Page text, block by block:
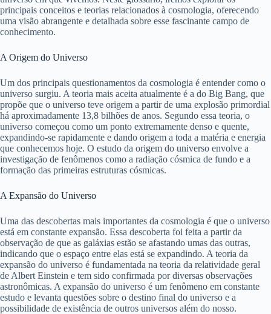
principais conceitos e teorias relacionados à cosmologia, oferecendo
uma visão abrangente e detalhada sobre esse fascinante campo de
conhecimento.
A Origem do Universo
Um dos principais questionamentos da cosmologia é entender como o
universo surgiu. A teoria mais aceita atualmente é a do Big Bang, que
propõe que o universo teve origem a partir de uma explosão primordial
há aproximadamente 13,8 bilhões de anos. Segundo essa teoria, o
universo começou como um ponto extremamente denso e quente,
expandindo-se rapidamente e dando origem a toda a matéria e energia
que conhecemos hoje. O estudo da origem do universo envolve a
investigação de fenômenos como a radiação cósmica de fundo e a
formação das primeiras estruturas cósmicas.
A Expansão do Universo
Uma das descobertas mais importantes da cosmologia é que o universo
está em constante expansão. Essa descoberta foi feita a partir da
observação de que as galáxias estão se afastando umas das outras,
indicando que o espaço entre elas está se expandindo. A teoria da
expansão do universo é fundamentada na teoria da relatividade geral
de Albert Einstein e tem sido confirmada por diversas observações
astronômicas. A expansão do universo é um fenômeno em constante
estudo e levanta questões sobre o destino final do universo e a
possibilidade de existência de outros universos além do nosso.